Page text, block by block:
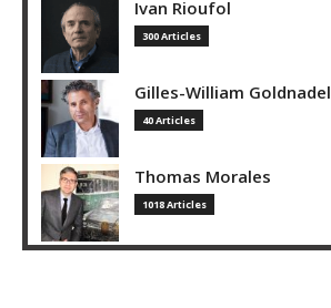
Ivan Rioufol
300 Articles
Gilles-William Goldnadel
40 Articles
Thomas Morales
1018 Articles